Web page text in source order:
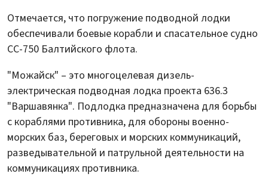
Отмечается, что погружение подводной лодки
обеспечивали боевые корабли и спасательное судно
СС-750 Балтийского флота.
"Можайск" – это многоцелевая дизель-
электрическая подводная лодка проекта 636.3
"Варшавянка". Подлодка предназначена для борьбы
с кораблями противника, для обороны военно-
морских баз, береговых и морских коммуникаций,
разведывательной и патрульной деятельности на
коммуникациях противника.